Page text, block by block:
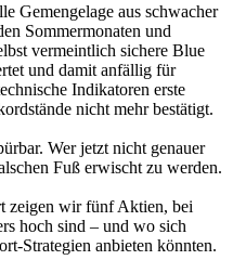
Gemengelage aus schwacher
Sommermonaten und
vermeintlich sichere Blue
und damit anfällig für
Indikatoren erste
nicht mehr bestätigt.
Wer jetzt nicht genauer
Fuß erwischt zu werden.
zeigen wir fünf Aktien, bei
hoch sind – und wo sich
Strategien anbieten könnten.